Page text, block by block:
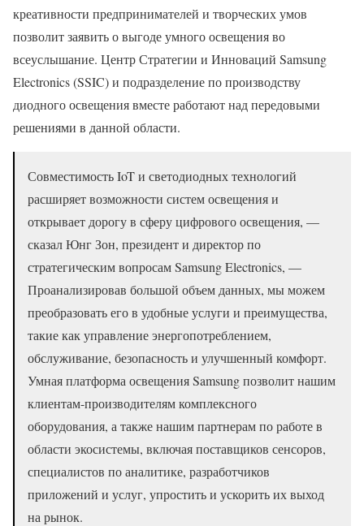
креативности предпринимателей и творческих умов
позволит заявить о выгоде умного освещения во
всеуслышание. Центр Стратегии и Инноваций Samsung
Electronics (SSIC) и подразделение по производству
диодного освещения вместе работают над передовыми
решениями в данной области.
Совместимость IoT и светодиодных технологий
расширяет возможности систем освещения и
открывает дорогу в сферу цифрового освещения, —
сказал Юнг Зон, президент и директор по
стратегическим вопросам Samsung Electronics, —
Проанализировав большой объем данных, мы можем
преобразовать его в удобные услуги и преимущества,
такие как управление энергопотреблением,
обслуживание, безопасность и улучшенный комфорт.
Умная платформа освещения Samsung позволит нашим
клиентам-производителям комплексного
оборудования, а также нашим партнерам по работе в
области экосистемы, включая поставщиков сенсоров,
специалистов по аналитике, разработчиков
приложений и услуг, упростить и ускорить их выход
на рынок.